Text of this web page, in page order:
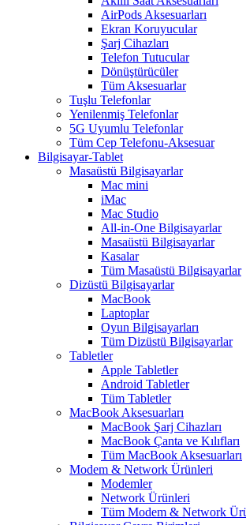
AirPods Aksesuarları
Ekran Koruyucular
Şarj Cihazları
Telefon Tutucular
Dönüştürücüler
Tüm Aksesuarlar
Tuşlu Telefonlar
Yenilenmiş Telefonlar
5G Uyumlu Telefonlar
Tüm Cep Telefonu-Aksesuar
Bilgisayar-Tablet
Masaüstü Bilgisayarlar
Mac mini
iMac
Mac Studio
All-in-One Bilgisayarlar
Masaüstü Bilgisayarlar
Kasalar
Tüm Masaüstü Bilgisayarlar
Dizüstü Bilgisayarlar
MacBook
Laptoplar
Oyun Bilgisayarları
Tüm Dizüstü Bilgisayarlar
Tabletler
Apple Tabletler
Android Tabletler
Tüm Tabletler
MacBook Aksesuarları
MacBook Şarj Cihazları
MacBook Çanta ve Kılıfları
Tüm MacBook Aksesuarları
Modem & Network Ürünleri
Modemler
Network Ürünleri
Tüm Modem & Network